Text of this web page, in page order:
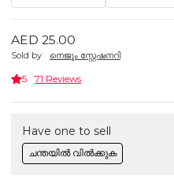
AED 25.00
Sold by നെജൂം സ്റ്റേഷനറി
5 71 Reviews
Have one to sell
ചന്തയിൽ വിൽക്കുക